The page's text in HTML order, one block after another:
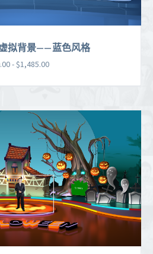
拟背景——蓝色风格
- $1,485.00